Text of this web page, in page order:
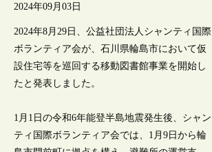
2024年09月03日
2024年8月29日、公益社団法人シャンティ国際
ボランティア会が、石川県輪島市において仮
設住宅等を巡回する移動図書館事業を開始し
たと発表しました。
1月1日の令和6年能登半島地震発生後、シャン
ティ国際ボランティア会では、1月9日から輪